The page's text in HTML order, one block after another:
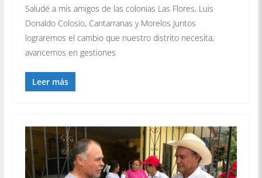
Saludé a mis amigos de las colonias Las Flores, Luis
Donaldo Colosio, Cantarranas y Morelos Juntos
lograremos el cambio que nuestro distrito necesita,
avancemos en gestiones
Leer más